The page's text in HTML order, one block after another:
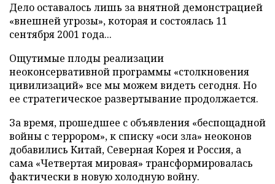
Дело оставалось лишь за внятной демонстрацией
«внешней угрозы», которая и состоялась 11
сентября 2001 года...
Ощутимые плоды реализации
неоконсервативной программы «столкновения
цивилизаций» все мы можем видеть сегодня. Но
ее стратегическое развертывание продолжается.
За время, прошедшее с объявления «беспощадной
войны с террором», к списку «оси зла» неоконов
добавились Китай, Северная Корея и Россия, а
сама «Четвертая мировая» трансформировалась
фактически в новую холодную войну.